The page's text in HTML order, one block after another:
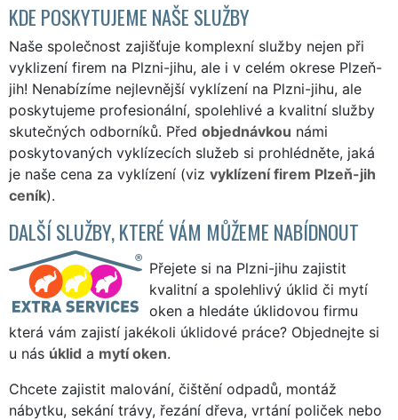
KDE POSKYTUJEME NAŠE SLUŽBY
Naše společnost zajišťuje komplexní služby nejen při
vyklizení firem na Plzni-jihu, ale i v celém okrese Plzeň-
jih! Nenabízíme nejlevnější vyklízení na Plzni-jihu, ale
poskytujeme profesionální, spolehlivé a kvalitní služby
skutečných odborníků. Před objednávkou námi
poskytovaných vyklízecích služeb si prohlédněte, jaká
je naše cena za vyklízení (viz vyklízení firem Plzeň-jih
ceník).
DALŠÍ SLUŽBY, KTERÉ VÁM MŮŽEME NABÍDNOUT
Přejete si na Plzni-jihu zajistit
kvalitní a spolehlivý úklid či mytí
oken a hledáte úklidovou firmu
která vám zajistí jakékoli úklidové práce? Objednejte si
u nás úklid a mytí oken.
Chcete zajistit malování, čištění odpadů, montáž
nábytku, sekání trávy, řezání dřeva, vrtání poliček nebo